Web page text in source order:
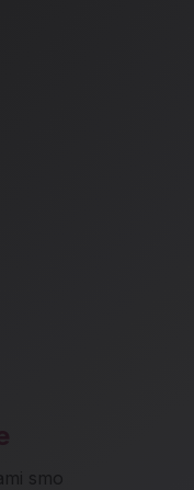
smo